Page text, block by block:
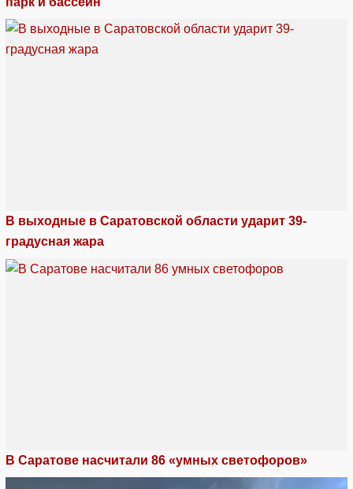
В выходные в Саратовской области ударит 39-
градусная жара
В Саратове насчитали 86 «умных светофоров»